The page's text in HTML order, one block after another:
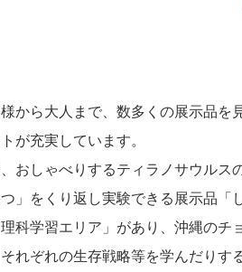
から大人まで、数多くの展示品を
が充実しています。
おしゃべりするティラノサウル
つ」をくり返し実験できる展示品
科学習エリア」があり、沖縄のチ
れぞれの生存戦略等を学んだりす